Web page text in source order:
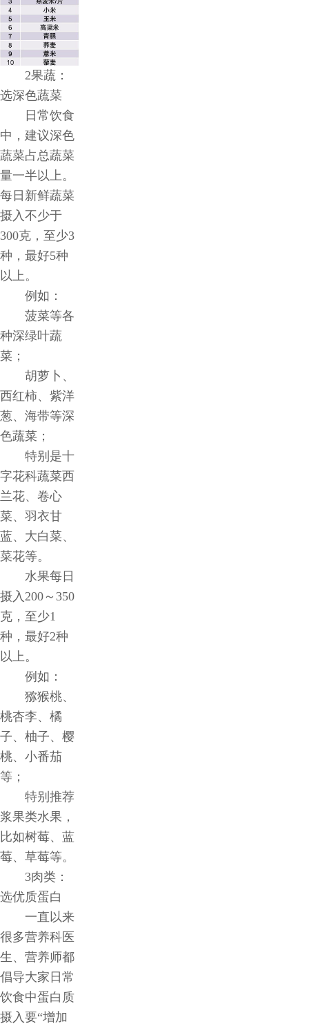
2果蔬：
选深色蔬菜
日常饮食
中，建议深色
蔬菜占总蔬菜
量一半以上。
每日新鲜蔬菜
摄入不少于
300克，至少3
种，最好5种
以上。
例如：
菠菜等各
种深绿叶蔬
菜；
胡萝卜、
西红柿、紫洋
葱、海带等深
色蔬菜；
特别是十
字花科蔬菜西
兰花、卷心
菜、羽衣甘
蓝、大白菜、
菜花等。
水果每日
摄入200～350
克，至少1
种，最好2种
以上。
例如：
猕猴桃、
桃杏李、橘
子、柚子、樱
桃、小番茄
等；
特别推荐
浆果类水果，
比如树莓、蓝
莓、草莓等。
3肉类：
选优质蛋白
一直以来
很多营养科医
生、营养师都
倡导大家日常
饮食中蛋白质
摄入要“增加